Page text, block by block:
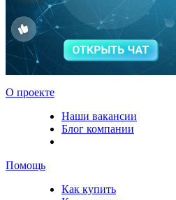
О проекте
Наши вакансии
Блог компании
Помощь
Как купить